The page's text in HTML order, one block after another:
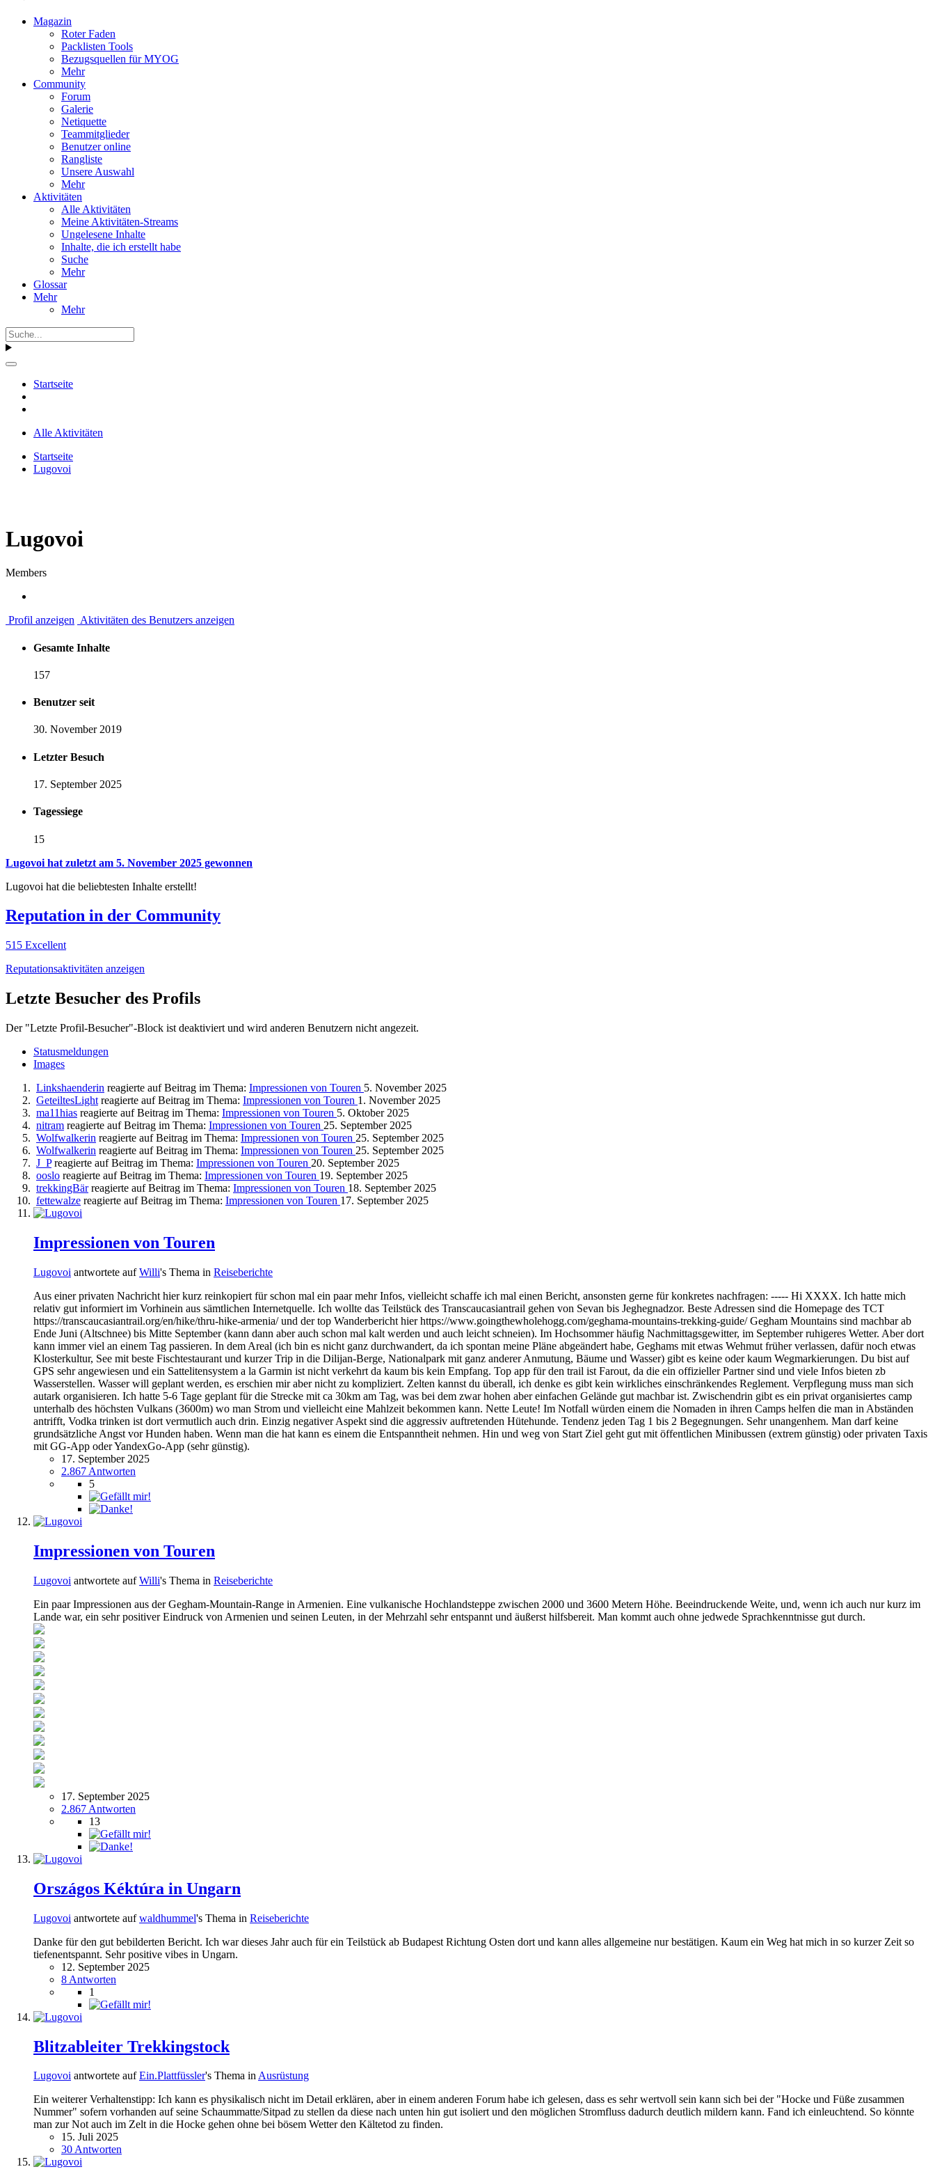
Magazin
Roter Faden
Packlisten Tools
Bezugsquellen für MYOG
Mehr
Community
Forum
Galerie
Netiquette
Teammitglieder
Benutzer online
Rangliste
Unsere Auswahl
Mehr
Aktivitäten
Alle Aktivitäten
Meine Aktivitäten-Streams
Ungelesene Inhalte
Inhalte, die ich erstellt habe
Suche
Mehr
Glossar
Mehr
Mehr
Startseite
Alle Aktivitäten
Startseite
Lugovoi
Lugovoi
Members
Profil anzeigen Aktivitäten des Benutzers anzeigen
Gesamte Inhalte
157
Benutzer seit
30. November 2019
Letzter Besuch
17. September 2025
Tagessiege
15
Lugovoi hat zuletzt am 5. November 2025 gewonnen
Lugovoi hat die beliebtesten Inhalte erstellt!
Reputation in der Community
515 Excellent
Reputationsaktivitäten anzeigen
Letzte Besucher des Profils
Der "Letzte Profil-Besucher"-Block ist deaktiviert und wird anderen Benutzern nicht angezeit.
Statusmeldungen
Images
Linkshaenderin reagierte auf Beitrag im Thema: Impressionen von Touren 5. November 2025
GeteiltesLight reagierte auf Beitrag im Thema: Impressionen von Touren 1. November 2025
ma11hias reagierte auf Beitrag im Thema: Impressionen von Touren 5. Oktober 2025
nitram reagierte auf Beitrag im Thema: Impressionen von Touren 25. September 2025
Wolfwalkerin reagierte auf Beitrag im Thema: Impressionen von Touren 25. September 2025
Wolfwalkerin reagierte auf Beitrag im Thema: Impressionen von Touren 25. September 2025
J_Preagierte auf Beitrag im Thema: Impressionen von Touren 20. September 2025
ooslo reagierte auf Beitrag im Thema: Impressionen von Touren 19. September 2025
trekkingBärreagierte auf Beitrag im Thema: Impressionen von Touren 18. September 2025
fettewalze reagierte auf Beitrag im Thema: Impressionen von Touren 17. September 2025
Impressionen von Touren
Lugovoi antwortete aufWilli's Thema in Reiseberichte
Aus einer privaten Nachricht hier kurz reinkopiert für schon mal ein paar mehr Infos, vielleicht schaffe ich mal einen Bericht, ansonsten gerne für konkretes nachfragen: ----- Hi XXXX. Ich hatte mich
relativ gut informiert im Vorhinein aus sämtlichen Internetquelle. Ich wollte das Teilstück des Transcaucasiantrail gehen von Sevan bis Jeghegnadzor. Beste Adressen sind die Homepage des TCT
https://transcaucasiantrail.org/en/hike/thru-hike-armenia/ und der top Wanderbericht hier https://www.goingthewholehogg.com/geghama-mountains-trekking-guide/ Gegham Mountains sind machbar ab
Ende Juni (Altschnee) bis Mitte September (kann dann aber auch schon mal kalt werden und auch leicht schneien). Im Hochsommer häufig Nachmittagsgewitter, im September ruhigeres Wetter. Aber dort
kann immer viel an einem Tag passieren. In dem Areal (ich bin es nicht ganz durchwandert, da ich spontan meine Pläne abgeändert habe, Geghams mit etwas Wehmut früher verlassen, dafür noch etwas
Klosterkultur, See mit beste Fischtestaurant und kurzer Trip in die Dilijan-Berge, Nationalpark mit ganz anderer Anmutung, Bäume und Wasser) gibt es keine oder kaum Wegmarkierungen. Du bist auf
GPS sehr angewiesen und ein Sattelitensystem a la Garmin ist nicht verkehrt da kaum bis kein Empfang. Top app für den trail ist Farout, da die ein offizieller Partner sind und viele Infos bieten zb
Wasserstellen. Wasser will geplant werden, es erschien mir aber nicht zu kompliziert. Zelten kannst du überall, ich denke es gibt kein wirkliches einschränkendes Reglement. Verpflegung muss man sich
autark organisieren. Ich hatte 5-6 Tage geplant für die Strecke mit ca 30km am Tag, was bei dem zwar hohen aber einfachen Gelände gut machbar ist. Zwischendrin gibt es ein privat organisiertes camp
unterhalb des höchsten Vulkans (3600m) wo man Strom und vielleicht eine Mahlzeit bekommen kann. Nette Leute! Im Notfall würden einem die Nomaden in ihren Camps helfen die man in Abständen
antrifft, Vodka trinken ist dort vermutlich auch drin. Einzig negativer Aspekt sind die aggressiv auftretenden Hütehunde. Tendenz jeden Tag 1 bis 2 Begegnungen. Sehr unangenhem. Man darf keine
grundsätzliche Angst vor Hunden haben. Wenn man die hat kann es einem die Entspanntheit nehmen. Hin und weg von Start Ziel geht gut mit öffentlichen Minibussen (extrem günstig) oder privaten Taxis
mit GG-App oder YandexGo-App (sehr günstig).
17. September 2025
2.867 Antworten
5
Impressionen von Touren
Lugovoi antwortete aufWilli's Thema in Reiseberichte
Ein paar Impressionen aus der Gegham-Mountain-Range in Armenien. Eine vulkanische Hochlandsteppe zwischen 2000 und 3600 Metern Höhe. Beeindruckende Weite, und, wenn ich auch nur kurz im
Lande war, ein sehr positiver Eindruck von Armenien und seinen Leuten, in der Mehrzahl sehr entspannt und äußerst hilfsbereit. Man kommt auch ohne jedwede Sprachkenntnisse gut durch.
17. September 2025
2.867 Antworten
13
Országos Kéktúra in Ungarn
Lugovoi antwortete aufwaldhummel's Thema in Reiseberichte
Danke für den gut bebilderten Bericht. Ich war dieses Jahr auch für ein Teilstück ab Budapest Richtung Osten dort und kann alles allgemeine nur bestätigen. Kaum ein Weg hat mich in so kurzer Zeit so
tiefenentspannt. Sehr positive vibes in Ungarn.
12. September 2025
8 Antworten
1
Blitzableiter Trekkingstock
Lugovoi antwortete aufEin.Plattfüssler's Thema inAusrüstung
Ein weiterer Verhaltenstipp: Ich kann es physikalisch nicht im Detail erklären, aber in einem anderen Forum habe ich gelesen, dass es sehr wertvoll sein kann sich bei der "Hocke und Füße zusammen
Nummer" sofern vorhanden auf seine Schaummatte/Sitpad zu stellen da diese nach unten hin gut isoliert und den möglichen Stromfluss dadurch deutlich mildern kann. Fand ich einleuchtend. So könnte
man zur Not auch im Zelt in die Hocke gehen ohne bei bösem Wetter den Kältetod zu finden.
15. Juli 2025
30 Antworten